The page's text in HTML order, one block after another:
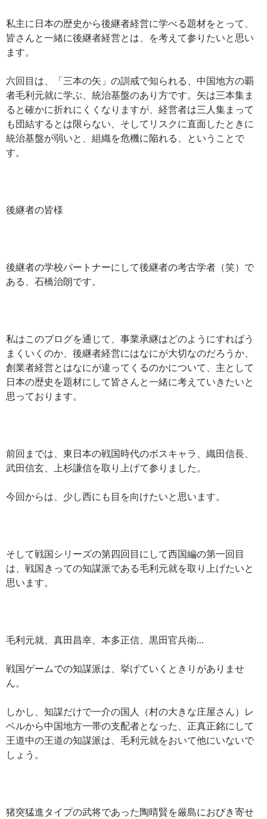
私主に日本の歴史から後継者経営に学べる題材をとって、
皆さんと一緒に後継者経営とは、を考えて参りたいと思い
ます。
六回目は、「三本の矢」の訓戒で知られる、中国地方の覇
者毛利元就に学ぶ、統治基盤のあり方です。矢は三本集ま
ると確かに折れにくくなりますが、経営者は三人集まって
も団結するとは限らない、そしてリスクに直面したときに
統治基盤が弱いと、組織を危機に陥れる、ということで
す。
後継者の皆様
後継者の学校パートナーにして後継者の考古学者（笑）で
ある、石橋治朗です。
私はこのブログを通じて、事業承継はどのようにすればう
まくいくのか、後継者経営にはなにが大切なのだろうか、
創業者経営とはなにが違ってくるのかについて、主として
日本の歴史を題材にして皆さんと一緒に考えていきたいと
思っております。
前回までは、東日本の戦国時代のボスキャラ、織田信長、
武田信玄、上杉謙信を取り上げて参りました。
今回からは、少し西にも目を向けたいと思います。
そして戦国シリーズの第四回目にして西国編の第一回目
は、戦国きっての知謀派である毛利元就を取り上げたいと
思います。
毛利元就、真田昌幸、本多正信、黒田官兵衛…
戦国ゲームでの知謀派は、挙げていくときりがありませ
ん。
しかし、知謀だけで一介の国人（村の大きな庄屋さん）レ
ベルから中国地方一帯の支配者となった、正真正銘にして
王道中の王道の知謀派は、毛利元就をおいて他にいないで
しょう。
猪突猛進タイプの武将であった陶晴賢を厳島におびき寄せ